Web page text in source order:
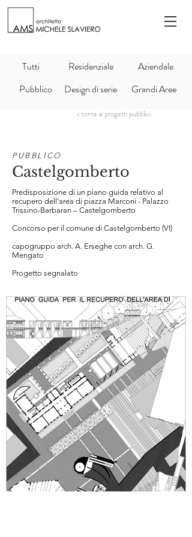
Tutti
Pubblico
Residenziale
Design di serie
Aziendale
Grandi Aree
< torna ai progetti pubblici
PUBBLICO
Castelgomberto
Predisposizione di un piano guida relativo al
recupero dell'area di piazza Marconi - Palazzo
Trissino-Barbaran – Castelgomberto
Concorso per il comune di Castelgomberto (VI)
capogruppo arch. A. Erseghe con arch. G.
Mengato
Progetto segnalato